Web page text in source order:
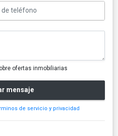
ofertas inmobiliarias
mensaje
de servicio y privacidad